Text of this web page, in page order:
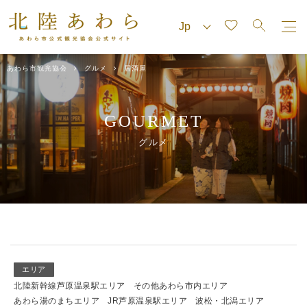
あわら市観光協会 グルメ 居酒屋
GOURMET
グルメ
エリア
北陸新幹線芦原温泉駅エリア
その他あわら市内エリア
あわら湯のまちエリア
JR芦原温泉駅エリア 波松・北潟エリア